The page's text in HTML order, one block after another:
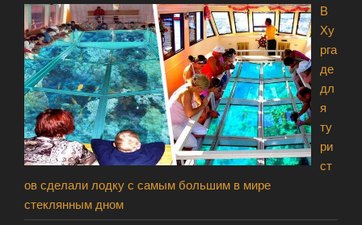
В
Ху
рга
де
дл
я
ту
ри
ст
ов сделали лодку с самым большим в мире
стеклянным дном